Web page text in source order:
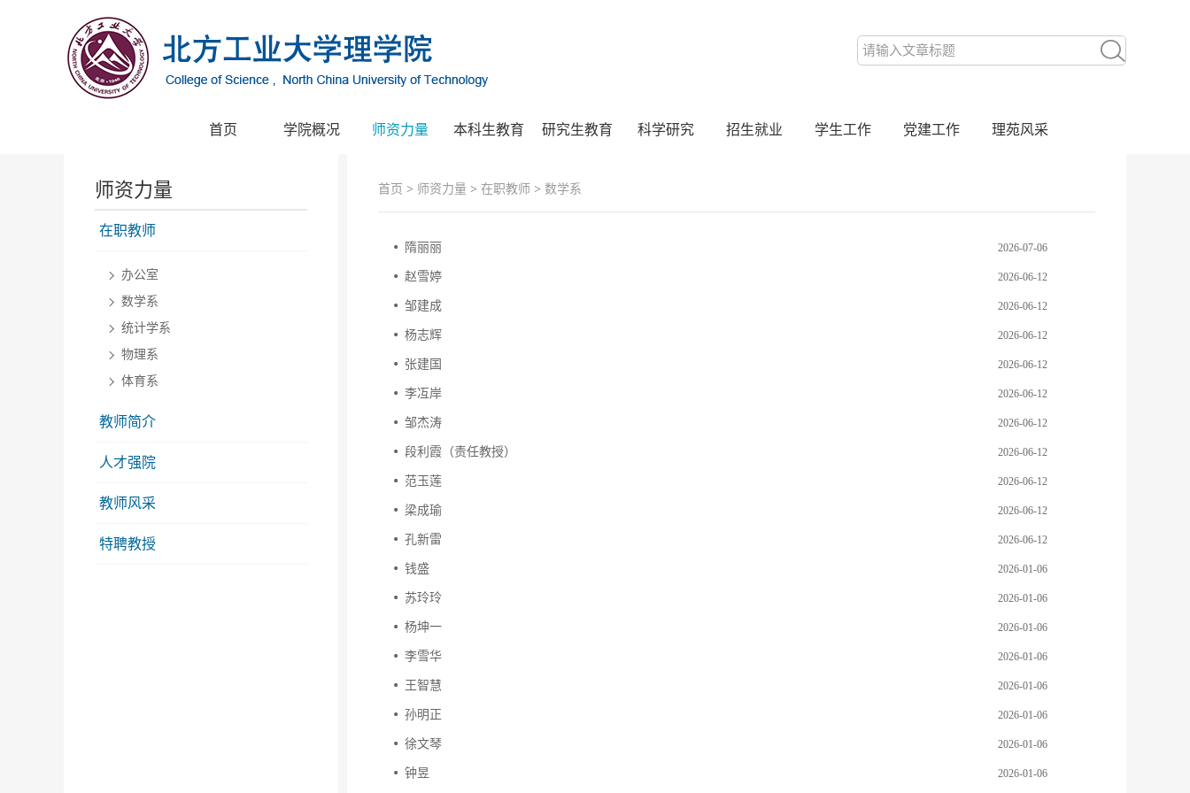
首页 学院概况 师资力量 本科生教育 研究生教育 科学研究 招生就业 学生工作 党建工作 理苑风采
师资力量
在职教师
办公室
数学系
统计学系
物理系
体育系
教师简介
人才强院
教师风采
特聘教授
首页 > 师资力量 > 在职教师 > 数学系
2026-07-06
隋丽丽
2026-06-12
赵雪婷
2026-06-12
邹建成
2026-06-12
杨志辉
2026-06-12
张建国
2026-06-12
李冱岸
2026-06-12
邹杰涛
2026-06-12
段利霞（责任教授）
2026-06-12
范玉莲
2026-06-12
梁成瑜
2026-06-12
孔新雷
2026-01-06
钱盛
2026-01-06
苏玲玲
2026-01-06
杨坤一
2026-01-06
李雪华
2026-01-06
王智慧
2026-01-06
孙明正
2026-01-06
徐文琴
2026-01-06
钟昱